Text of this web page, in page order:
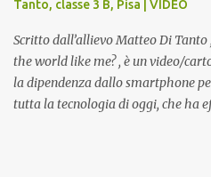
da allievi e studenti dell’Istituto
Tanto, classe 3 B, Pisa | VIDEO
Scritto dall’allievo Matteo Di Tanto
the world like me? , è un video/
la dipendenza dallo smartphone
tutta la tecnologia di oggi, che ha